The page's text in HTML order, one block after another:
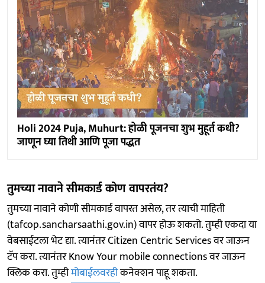
Holi 2024 Puja, Muhurt: होळी पूजनचा शुभ मुहूर्त कधी?
जाणून घ्या तिथी आणि पूजा पद्धत
तुमच्या नावाने सीमकार्ड कोण वापरतंय?
तुमच्या नावाने कोणी सीमकार्ड वापरत असेल, तर त्याची माहिती
(tafcop.sancharsaathi.gov.in) वापर होऊ शकतो. तुम्ही एकदा या
वेबसाईटला भेट द्या. त्यानंतर Citizen Centric Services वर जाऊन
टॅप करा. त्यानंतर Know Your mobile connections वर जाऊन
क्लिक करा. तुम्हीमोबाईलवरहीकनेक्शन पाहू शकता.